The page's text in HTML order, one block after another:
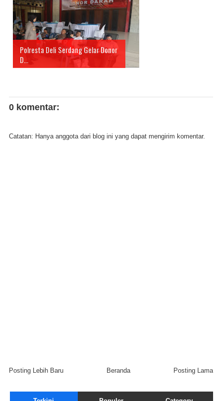
Polresta Deli Serdang Gelar Donor
D...
0 komentar:
Catatan: Hanya anggota dari blog ini yang dapat mengirim komentar.
Posting Lebih Baru Posting Lama
Beranda